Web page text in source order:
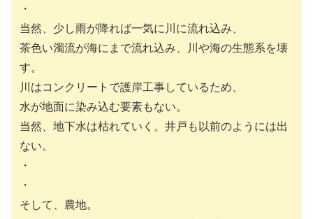
・
当然、少し雨が降れば一気に川に流れ込み、
茶色い濁流が海にまで流れ込み、川や海の生態系を壊
す。
川はコンクリートで護岸工事しているため、
水が地面に染み込む要素もない。
当然、地下水は枯れていく。井戸も以前のようには出
ない。
・
・
そして、農地。